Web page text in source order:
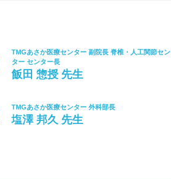
TMGあさか医療センター 副院長 脊椎・人工関節セン
ター センター長
飯田 惣授 先生
TMGあさか医療センター 外科部長
塩澤 邦久 先生